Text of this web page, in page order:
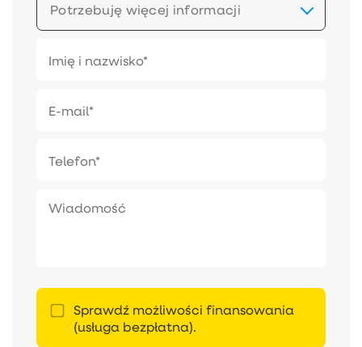
Potrzebuję więcej informacji
Sprawdź możliwości finansowania
(usługa bezpłatna).